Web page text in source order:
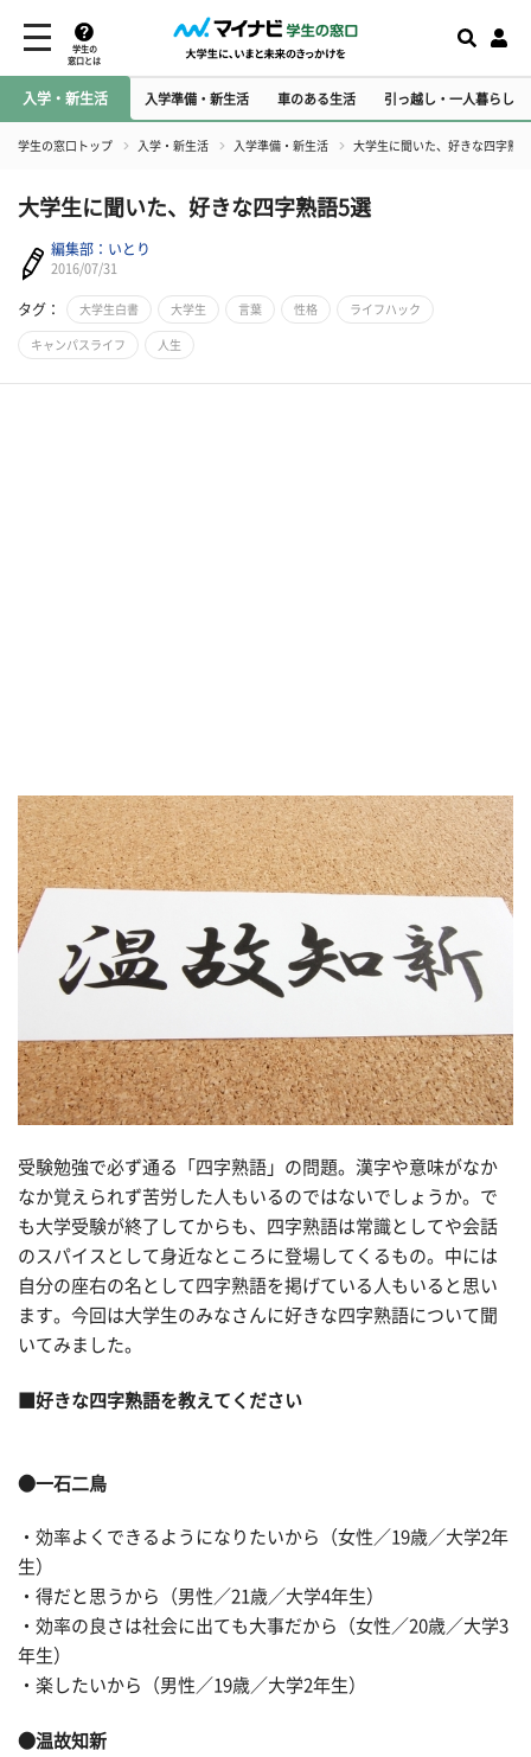
学生の
窓口とは
入学・新生活 入学準備・新生活 車のある生活 引っ越し・一人暮らし
学生の窓口トップ 入学・新生活 入学準備・新生活 大学生に聞いた、好きな四字熟
大学生に聞いた、好きな四字熟語5選
編集部：いとり
2016/07/31
タグ： 大学生白書 大学生 言葉 性格 ライフハック
キャンパスライフ 人生
受験勉強で必ず通る「四字熟語」の問題。漢字や意味がなか
なか覚えられず苦労した人もいるのではないでしょうか。で
も大学受験が終了してからも、四字熟語は常識としてや会話
のスパイスとして身近なところに登場してくるもの。中には
自分の座右の名として四字熟語を掲げている人もいると思い
ます。今回は大学生のみなさんに好きな四字熟語について聞
いてみました。
■好きな四字熟語を教えてください
●一石二鳥
・効率よくできるようになりたいから（女性／19歳／大学2年
生）
・得だと思うから（男性／21歳／大学4年生）
・効率の良さは社会に出ても大事だから（女性／20歳／大学3
年生）
・楽したいから（男性／19歳／大学2年生）
●温故知新